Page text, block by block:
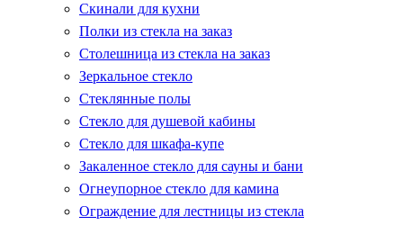
Скинали для кухни
Полки из стекла на заказ
Столешница из стекла на заказ
Зеркальное стекло
Стеклянные полы
Стекло для душевой кабины
Стекло для шкафа-купе
Закаленное стекло для сауны и бани
Огнеупорное стекло для камина
Ограждение для лестницы из стекла